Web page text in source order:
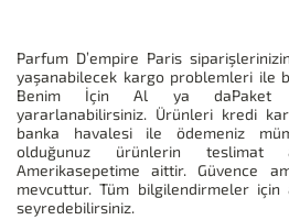
Parfum D’empire Paris
yaşanabilecek kargo problemleri ile
Benim İçin Al ya daPaket
yararlanabilirsiniz. Ürünleri kredi
banka havalesi ile ödemeniz
olduğunuz ürünlerin teslimat
Amerikasepetime aittir. Güvence
mevcuttur. Tüm bilgilendirmeler için
seyredebilirsiniz.